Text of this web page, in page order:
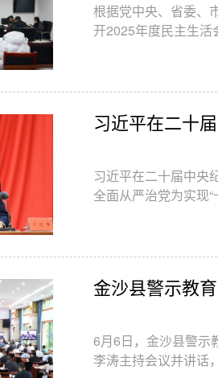
根据党中央、省委、
开2025年度民主生
攻坚战、持久战的
常态化长效化，紧密
习近平在二十
习近平在二十届中央
全面从严治党为实现
军委主席习近平在
表重要讲话。
金沙县警示教
6月6日，金沙县警示
李涛主持会议并讲话